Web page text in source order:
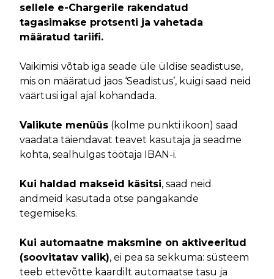
sellele e-Chargerile rakendatud
tagasimakse protsenti ja vahetada
määratud tariifi.
Vaikimisi võtab iga seade üle üldise seadistuse,
mis on määratud jaos ‘Seadistus’, kuigi saad neid
väärtusi igal ajal kohandada.
Valikute menüüs (kolme punkti ikoon) saad
vaadata täiendavat teavet kasutaja ja seadme
kohta, sealhulgas töötaja IBAN-i.
Kui haldad makseid käsitsi, saad neid
andmeid kasutada otse pangakande
tegemiseks.
Kui automaatne maksmine on aktiveeritud
(soovitatav valik), ei pea sa sekkuma: süsteem
teeb ettevõtte kaardilt automaatse tasu ja